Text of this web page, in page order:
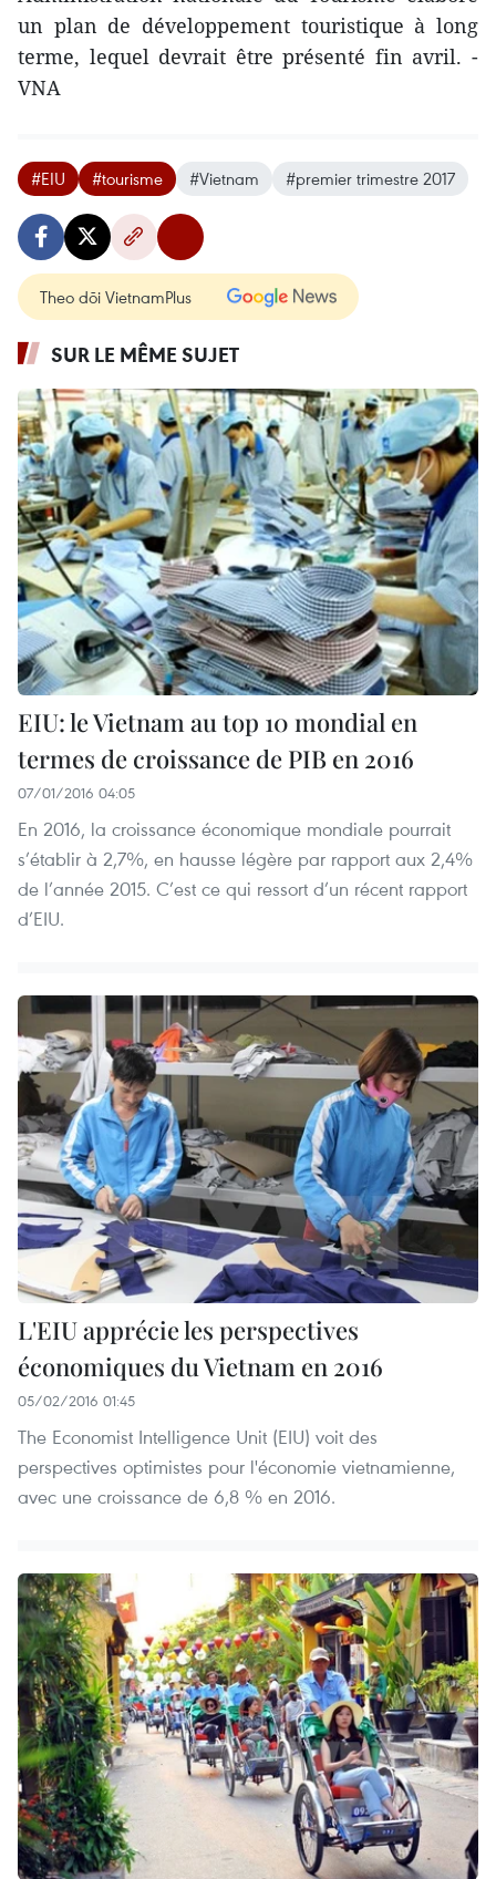
un plan de développement touristique à long
terme, lequel devrait être présenté fin avril. -
VNA
#EIU #tourisme #Vietnam #premier trimestre 2017
Theo dõi VietnamPlus
SUR LE MÊME SUJET
EIU: le Vietnam au top 10 mondial en
termes de croissance de PIB en 2016
07/01/2016 04:05
En 2016, la croissance économique mondiale pourrait
s’établir à 2,7%, en hausse légère par rapport aux 2,4%
de l’année 2015. C’est ce qui ressort d’un récent rapport
d’EIU.
L'EIU apprécie les perspectives
économiques du Vietnam en 2016
05/02/2016 01:45
The Economist Intelligence Unit (EIU) voit des
perspectives optimistes pour l'économie vietnamienne,
avec une croissance de 6,8 % en 2016.